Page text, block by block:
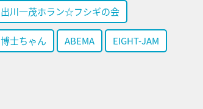
出川一茂ホラン☆フシギの会
博士ちゃん ABEMA EIGHT-JAM